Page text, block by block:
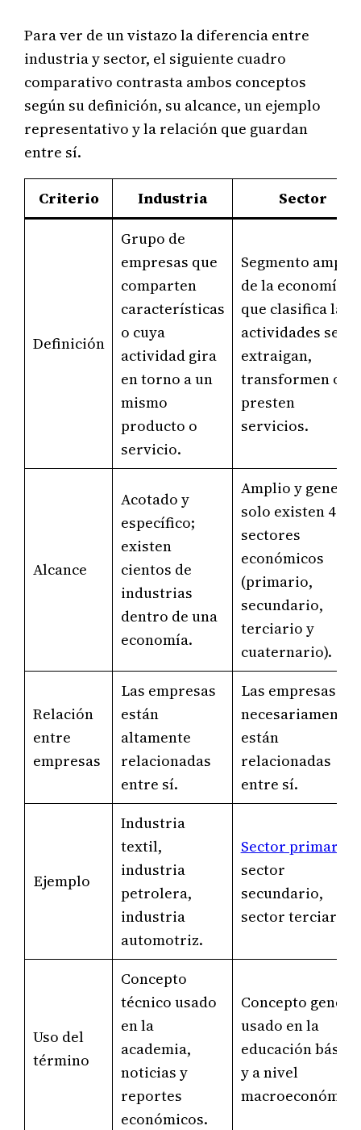
Para ver de un vistazo la diferencia entre
industria y sector, el siguiente cuadro
comparativo contrasta ambos conceptos
según su definición, su alcance, un ejemplo
representativo y la relación que guardan
entre sí.
Criterio Industria Sector
Definición
Grupo de
empresas que
comparten
características
o cuya
actividad gira
en torno a un
mismo
producto o
servicio.
Segmento amplio
de la economía
que clasifica las
actividades
extraigan,
transformen o
presten
servicios.
Alcance
Acotado y
específico;
existen
cientos de
industrias
dentro de una
economía.
Amplio y
solo existen 4
sectores
económicos
(primario,
secundario,
terciario y
cuaternario).
Relación
entre
empresas
Las empresas
están
altamente
relacionadas
entre sí.
Las empresas no
necesariamente
están
relacionadas
entre sí.
Ejemplo
Industria
textil,
industria
petrolera,
industria
automotriz.
Sector primario
sector
secundario,
sector terciario.
Uso del
término
Concepto
técnico usado
en la
academia,
noticias y
reportes
económicos.
Concepto
usado en la
educación básica
y a nivel